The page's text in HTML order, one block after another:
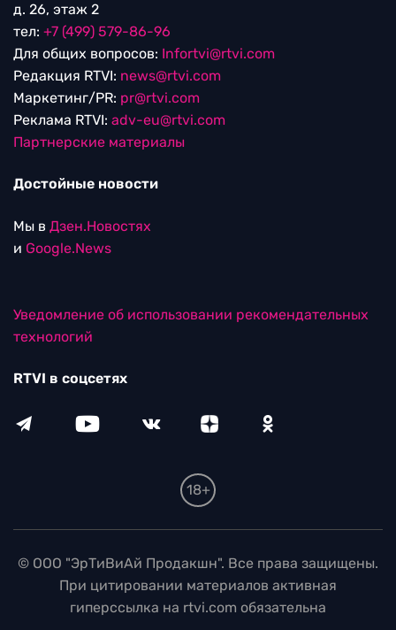
д. 26, этаж 2
тел: +7 (499) 579-86-96
Для общих вопросов: Infortvi@rtvi.com
Редакция RTVI: news@rtvi.com
Маркетинг/PR: pr@rtvi.com
Реклама RTVI: adv-eu@rtvi.com
Партнерские материалы
Достойные новости
Мы в Дзен.Новостях
и Google.News
Уведомление об использовании рекомендательных
технологий
RTVI в соцсетях
18+
© ООО "ЭрТиВиАй Продакшн". Все права защищены.
При цитировании материалов активная
гиперссылка на rtvi.com обязательна